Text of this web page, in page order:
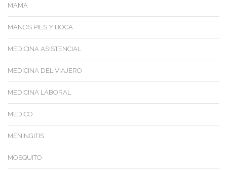
MAMA
MANOS PIES Y BOCA
MEDICINA ASISTENCIAL
MEDICINA DEL VIAJERO
MEDICINA LABORAL
MEDICO
MENINGITIS
MOSQUITO